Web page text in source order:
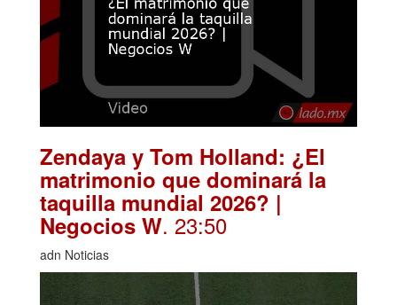
Zendaya y Tom Holland: ¿El
matrimonio que dominará la
taquilla mundial 2026? |
Negocios W. 23:50
adn Noticias